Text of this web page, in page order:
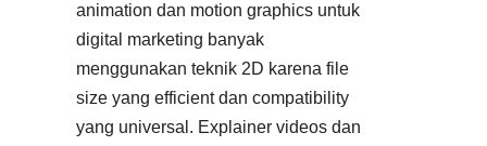
animation dan motion graphics untuk
digital marketing banyak
menggunakan teknik 2D karena file
size yang efficient dan compatibility
yang universal. Explainer videos dan